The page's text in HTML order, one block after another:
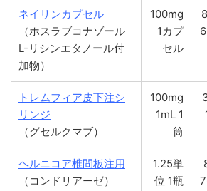
ネイリンカプセル
（ホスラブコナゾール
L-リシンエタノール付
加物）
100mg
1カプ
セル
トレムフィア皮下注シ
リンジ
（グセルクマブ）
100mg
1mL 1
筒
ヘルニコア椎間板注用
（コンドリアーゼ）
1.25単
位 1瓶